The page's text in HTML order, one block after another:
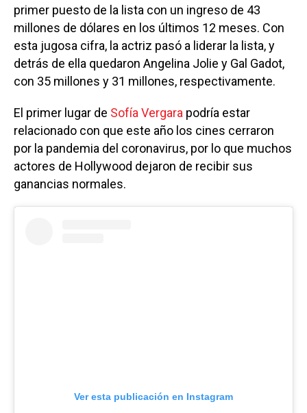
primer puesto de la lista con un ingreso de 43
millones de dólares en los últimos 12 meses. Con
esta jugosa cifra, la actriz pasó a liderar la lista, y
detrás de ella quedaron Angelina Jolie y Gal Gadot,
con 35 millones y 31 millones, respectivamente.
El primer lugar de Sofía Vergara podría estar
relacionado con que este año los cines cerraron
por la pandemia del coronavirus, por lo que muchos
actores de Hollywood dejaron de recibir sus
ganancias normales.
Ver esta publicación en Instagram